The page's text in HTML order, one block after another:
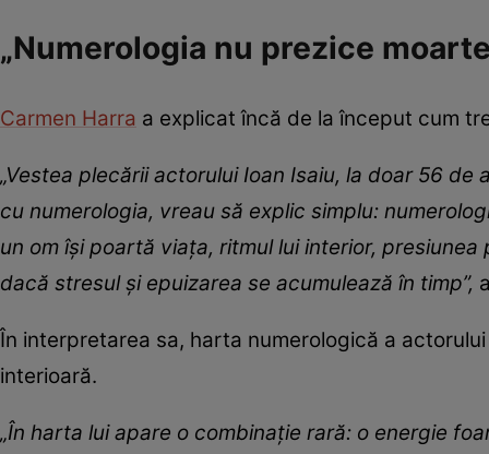
„Numerologia nu prezice
Carmen Harra a explicat încă de la început cum
„Vestea plecării actorului Ioan Isaiu, la doar 56
cu numerologia, vreau să explic simplu:
un om își poartă viața, ritmul lui interior,
dacă stresul și epuizarea se acumulează în timp”,
În interpretarea sa, harta numerologică a
interioară.
„În harta lui apare o combinație rară: o energie